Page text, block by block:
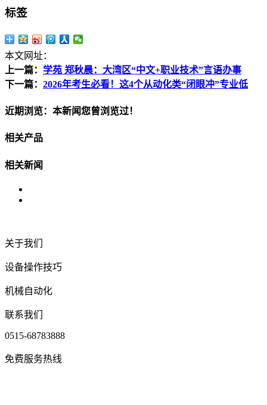
标签
本文网址：
上一篇： 学苑 郑秋晨：大湾区“中文+职业技术”言语办事
下一篇： 2026年考生必看！这4个从动化类“闭眼冲”专业低
近期浏览：本新闻您曾浏览过！
相关产品
相关新闻
关于我们
设备操作技巧
机械自动化
联系我们
0515-68783888
免费服务热线